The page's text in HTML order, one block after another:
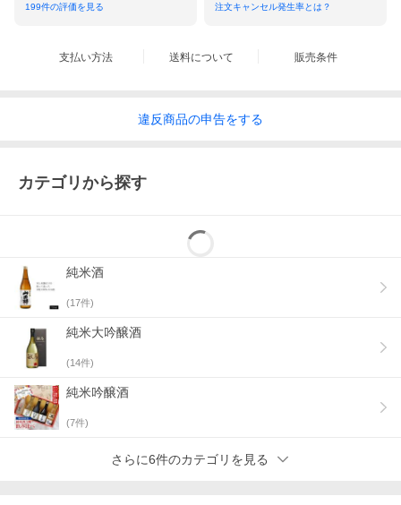
199件の評価を見る 注文キャンセル発生率とは？
支払い方法 送料について 販売条件
違反商品の申告をする
カテゴリから探す
純米酒
(17件)
純米大吟醸酒
(14件)
純米吟醸酒
(7件)
さらに6件のカテゴリを見る